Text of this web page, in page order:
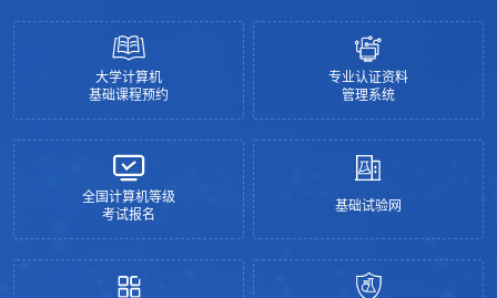
大学计算机
基础课程预约
专业认证资料
管理系统
全国计算机等级
考试报名
基础试验网